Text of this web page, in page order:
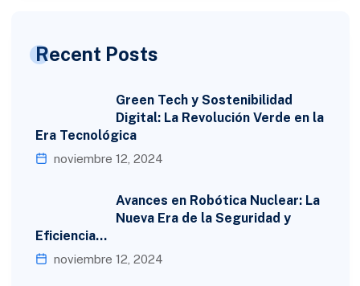
Recent Posts
Green Tech y Sostenibilidad
Digital: La Revolución Verde en la
Era Tecnológica
noviembre 12, 2024
Avances en Robótica Nuclear: La
Nueva Era de la Seguridad y
Eficiencia…
noviembre 12, 2024